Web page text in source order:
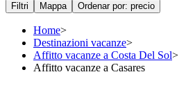
Filtri Mappa Ordenar por: precio
Home>
Destinazioni vacanze>
Affitto vacanze a Costa Del Sol>
Affitto vacanze a Casares